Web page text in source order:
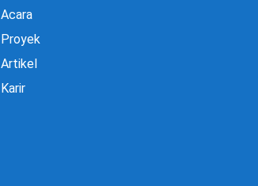
Acara
Proyek
Artikel
Karir